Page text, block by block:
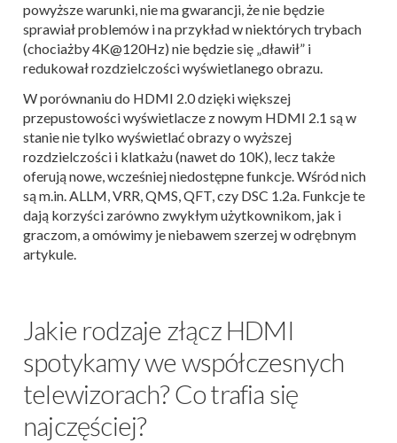
powyższe warunki, nie ma gwarancji, że nie będzie
sprawiał problemów i na przykład w niektórych trybach
(chociażby 4K@120Hz) nie będzie się „dławił” i
redukował rozdzielczości wyświetlanego obrazu.
W porównaniu do HDMI 2.0 dzięki większej
przepustowości wyświetlacze z nowym HDMI 2.1 są w
stanie nie tylko wyświetlać obrazy o wyższej
rozdzielczości i klatkażu (nawet do 10K), lecz także
oferują nowe, wcześniej niedostępne funkcje. Wśród nich
są m.in. ALLM, VRR, QMS, QFT, czy DSC 1.2a. Funkcje te
dają korzyści zarówno zwykłym użytkownikom, jak i
graczom, a omówimy je niebawem szerzej w odrębnym
artykule.
Jakie rodzaje złącz HDMI
spotykamy we współczesnych
telewizorach? Co trafia się
najczęściej?